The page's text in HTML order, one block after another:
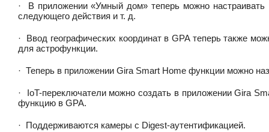
·
В приложении «Умный дом» теперь можно
следующего действия и т. д.
·
Ввод географических координат в GPA теперь также
для астрофункции.
· Теперь в приложении Gira Smart Home функции можно
·
IoT-переключатели можно создать в приложении Gira
функцию в GPA.
· Поддерживаются камеры с Digest-аутентификацией.